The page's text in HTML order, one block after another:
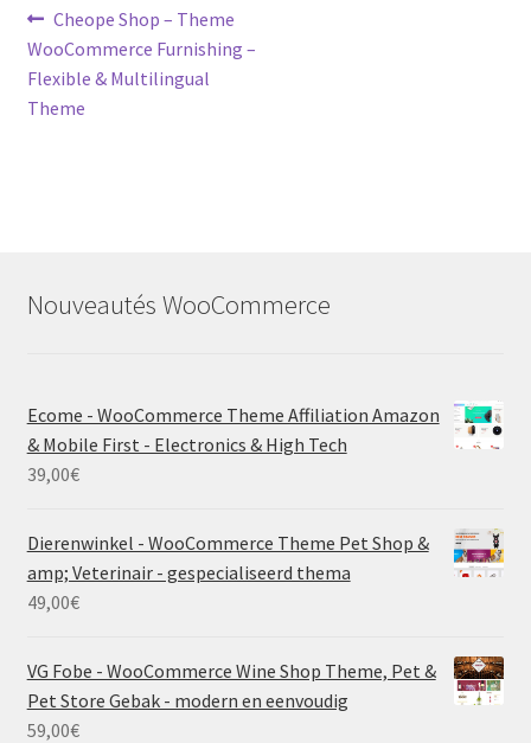
Post
navigation
Previous
post:
Cheope Shop – Theme
WooCommerce Furnishing –
Flexible & Multilingual
Theme
Nouveautés WooCommerce
Ecome - WooCommerce Theme Affiliation Amazon
& Mobile First - Electronics & High Tech
39,00€
Dierenwinkel - WooCommerce Theme Pet Shop &
amp; Veterinair - gespecialiseerd thema
49,00€
VG Fobe - WooCommerce Wine Shop Theme, Pet &
Pet Store Gebak - modern en eenvoudig
59,00€